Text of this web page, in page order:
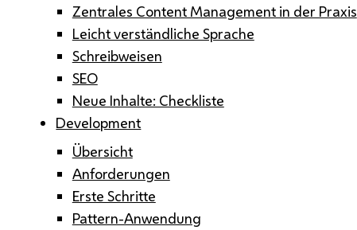
Zentrales Content Management in der Praxis
Leicht verständliche Sprache
Schreibweisen
SEO
Neue Inhalte: Checkliste
Development
Übersicht
Anforderungen
Erste Schritte
Pattern-Anwendung